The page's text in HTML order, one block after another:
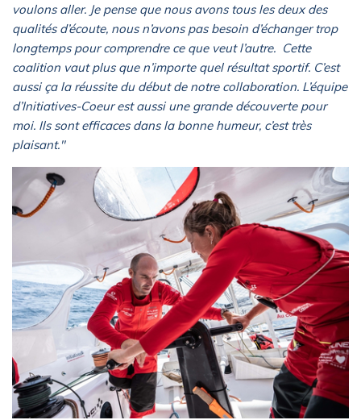
voulons aller. Je pense que nous avons tous les deux des
qualités d’écoute, nous n’avons pas besoin d’échanger trop
longtemps pour comprendre ce que veut l’autre. Cette
coalition vaut plus que n’importe quel résultat sportif. C’est
aussi ça la réussite du début de notre collaboration. L’équipe
d’Initiatives-Coeur est aussi une grande découverte pour
moi. Ils sont efficaces dans la bonne humeur, c’est très
plaisant."